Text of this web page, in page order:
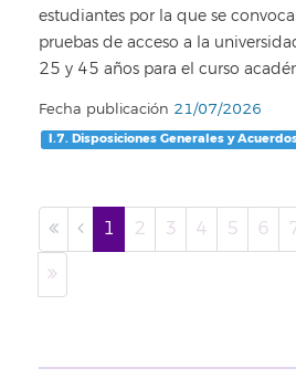
estudiantes por la que se
pruebas de acceso a la
25 y 45 años para el curso
Fecha publicación 21/07/2026
I.7. Disposiciones Generales y
1 2 3 4 5 6